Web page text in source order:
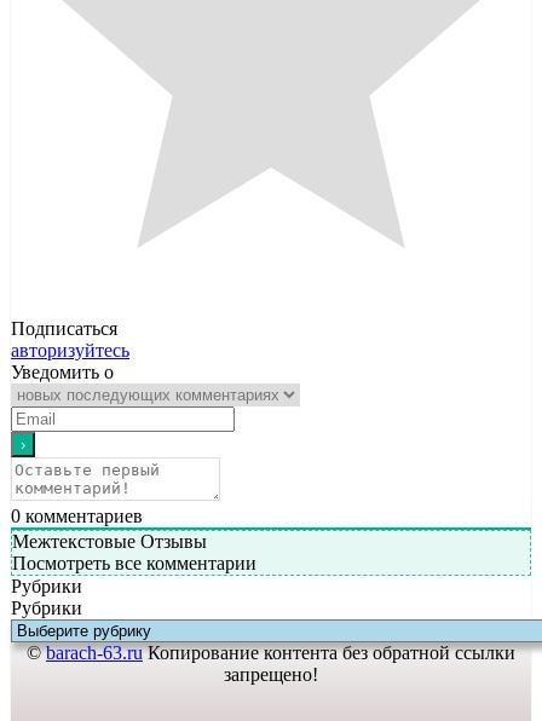
Подписаться
авторизуйтесь
Уведомить о
0 комментариев
Межтекстовые Отзывы
Посмотреть все комментарии
Рубрики
Рубрики
©barach-63.ruКопирование контента без обратной ссылки
запрещено!